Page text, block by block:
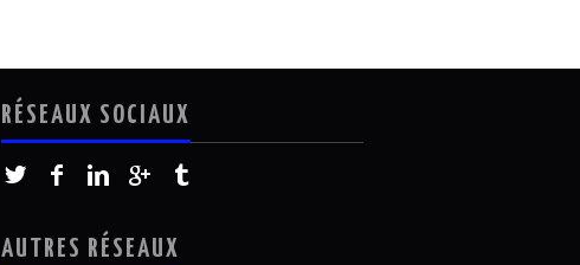
RÉSEAUX SOCIAUX
AUTRES RÉSEAUX